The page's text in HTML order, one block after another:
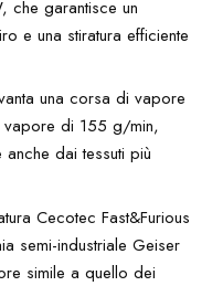
che garantisce un
e una stiratura efficiente
una corsa di vapore
di 155 g/min,
dai tessuti più
Cecotec Fast&Furious
semi-industriale Geiser
simile a quello dei